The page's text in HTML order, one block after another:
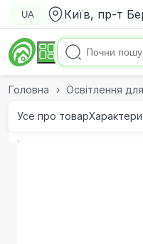
UA Київ, пр-т
Головна Освітлення
Усе про товар